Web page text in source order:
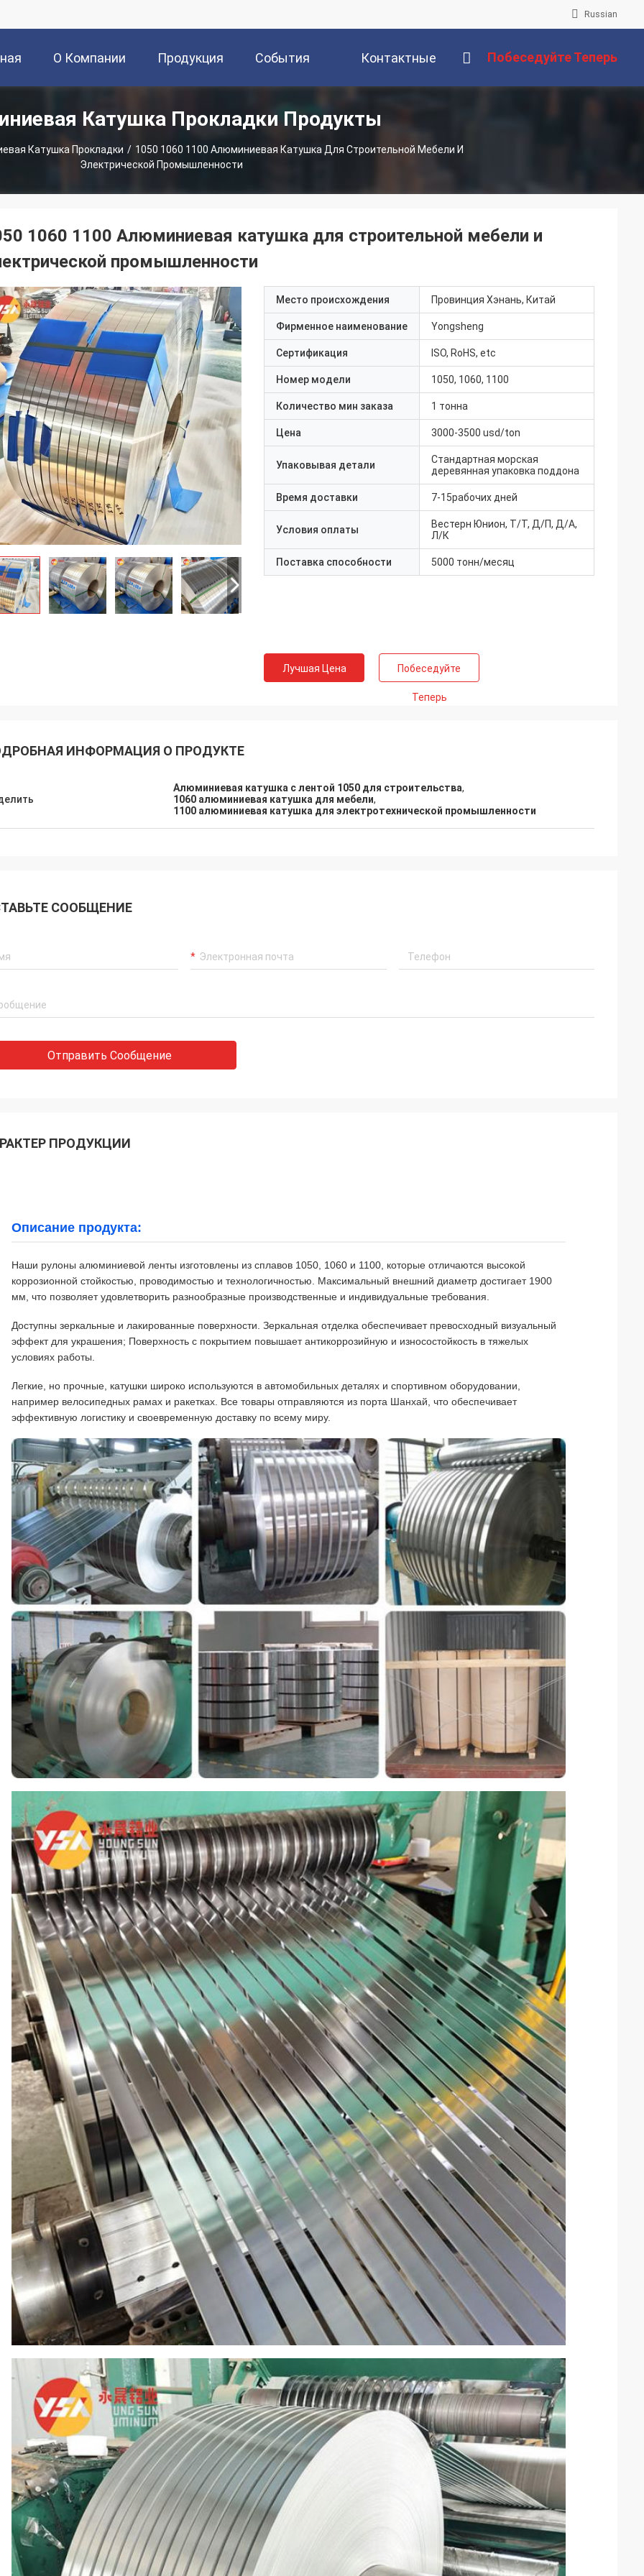
Russian
О Компании Продукция События Контактные Побеседуйте Теперь
Катушка Прокладки Продукты
Катушка Прокладки / 1050 1060 1100 Алюминиевая Катушка Для Строительной Мебели И
Электрической Промышленности
1060 1100 Алюминиевая катушка для строительной мебели и
промышленности
Место происхождения Провинция Хэнань, Китай
Фирменное наименование Yongsheng
Сертификация ISO, RoHS, etc
Номер модели 1050, 1060, 1100
Количество мин заказа 1 тонна
Цена 3000-3500 usd/ton
Упаковывая детали
Стандартная морская
деревянная упаковка поддона
Время доставки 7-15рабочих дней
Условия оплаты
Вестерн Юнион, Т/Т, Д/П, Д/А,
Л/К
Поставка способности 5000 тонн/месяц
Лучшая Цена Побеседуйте
Теперь
ИНФОРМАЦИЯ О ПРОДУКТЕ
Алюминиевая катушка с лентой 1050 для строительства,
1060 алюминиевая катушка для мебели,
1100 алюминиевая катушка для электротехнической промышленности
СООБЩЕНИЕ
Отправить Сообщение
ПРОДУКЦИИ
Описание продукта:
Наши рулоны алюминиевой ленты изготовлены из сплавов 1050, 1060 и 1100, которые отличаются высокой
коррозионной стойкостью, проводимостью и технологичностью. Максимальный внешний диаметр достигает 1900
мм, что позволяет удовлетворить разнообразные производственные и индивидуальные требования.
Доступны зеркальные и лакированные поверхности. Зеркальная отделка обеспечивает превосходный визуальный
эффект для украшения; Поверхность с покрытием повышает антикоррозийную и износостойкость в тяжелых
условиях работы.
Легкие, но прочные, катушки широко используются в автомобильных деталях и спортивном оборудовании,
например велосипедных рамах и ракетках. Все товары отправляются из порта Шанхай, что обеспечивает
эффективную логистику и своевременную доставку по всему миру.